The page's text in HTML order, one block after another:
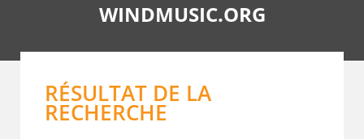
WINDMUSIC.ORG
RÉSULTAT DE LA
RECHERCHE